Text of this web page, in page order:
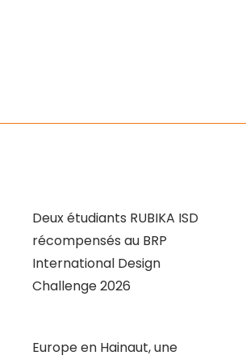
Deux étudiants RUBIKA ISD
récompensés au BRP
International Design
Challenge 2026
Europe en Hainaut, une